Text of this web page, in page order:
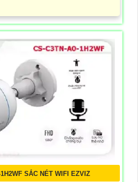
SẮC NÉT WIFI EZVIZ